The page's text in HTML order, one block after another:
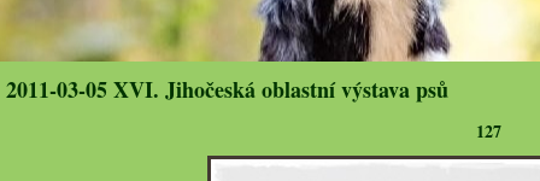
2011-03-05 XVI. Jihočeská oblastní výstava psů
127